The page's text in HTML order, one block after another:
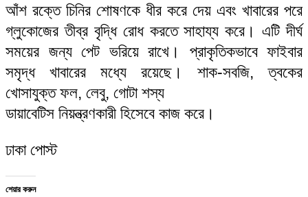
আঁশ রক্তে চিনির শোষণকে ধীর করে দেয় এবং খাবারের পরে
গ্লুকোজের তীব্র বৃদ্ধি রোধ করতে সাহায্য করে। এটি দীর্ঘ
সময়ের জন্য পেট ভরিয়ে রাখে। প্রাকৃতিকভাবে ফাইবার
সমৃদ্ধ খাবারের মধ্যে রয়েছে। শাক-সবজি, ত্বকের
খোসাযুক্ত ফল, লেবু, গোটা শস্য
ডায়াবেটিস নিয়ন্ত্রণকারী হিসেবে কাজ করে।
ঢাকা পোস্ট
শেয়ার করুন